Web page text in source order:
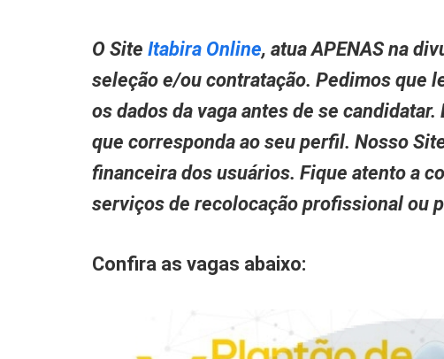
O Site Itabira Online, atua APENAS na
seleção e/ou contratação. Pedimos que
os dados da vaga antes de se
que corresponda ao seu perfil. Nosso
financeira dos usuários. Fique atento a
serviços de recolocação profissional ou
Confira as vagas abaixo: